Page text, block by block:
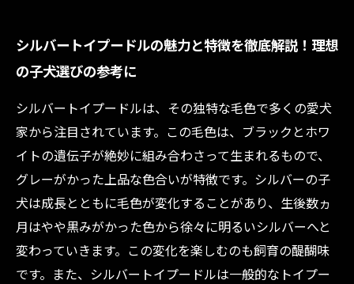
シルバートイプードルの魅力と特徴を徹底解説！理想
の子犬選びの参考に
シルバートイプードルは、その独特な毛色で多くの愛犬
家から注目されています。この毛色は、ブラックとホワ
イトの遺伝子が絶妙に組み合わさって生まれるもので、
グレーがかった上品な色合いが特徴です。シルバーの子
犬は成長とともに毛色が変化することがあり、生後数ヵ
月はやや黒みがかった色から徐々に明るいシルバーへと
変わっていきます。この変化を楽しむのも飼育の醍醐味
です。また、シルバートイプードルは一般的なトイプー